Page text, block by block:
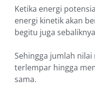
Ketika energi
energi kinetik akan
begitu juga
Sehingga jumlah
terlempar hingga
sama.